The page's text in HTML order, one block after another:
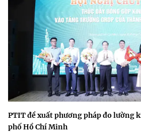
PTIT đề xuất phương pháp đo lường
phố Hồ Chí Minh